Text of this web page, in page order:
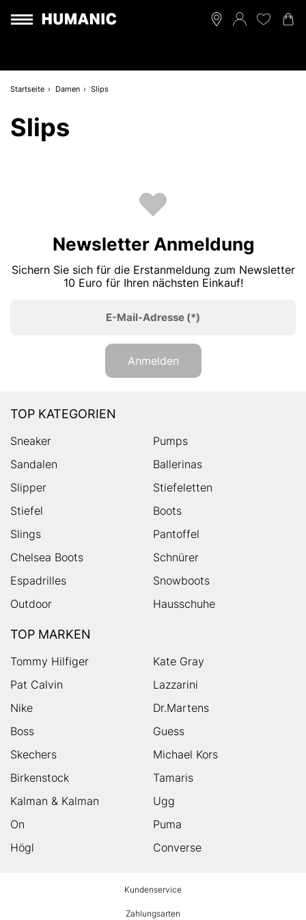
Startseite Damen Slips
Slips
Newsletter Anmeldung
Sichern Sie sich für die Erstanmeldung zum Newsletter
10 Euro für Ihren nächsten Einkauf!
E-Mail-Adresse (*)
Anmelden
TOP KATEGORIEN
Sneaker
Pumps
Sandalen
Ballerinas
Slipper
Stiefeletten
Stiefel
Boots
Slings
Pantoffel
Chelsea Boots
Schnürer
Espadrilles
Snowboots
Outdoor
Hausschuhe
TOP MARKEN
Tommy Hilfiger
Kate Gray
Pat Calvin
Lazzarini
Nike
Dr.Martens
Boss
Guess
Skechers
Michael Kors
Birkenstock
Tamaris
Kalman & Kalman
Ugg
On
Puma
Högl
Converse
Kundenservice
Zahlungsarten